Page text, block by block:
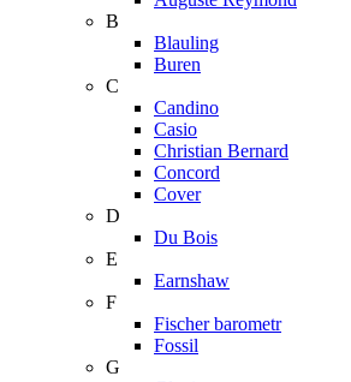
B
Blauling
Buren
C
Candino
Casio
Christian Bernard
Concord
Cover
D
Du Bois
E
Earnshaw
F
Fischer barometr
Fossil
G